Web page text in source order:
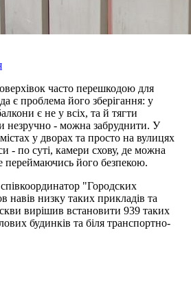
часто перешкодою для
є проблема його зберігання: у
є не у всіх, та й тягти
незручно - можна забруднити. У
у дворах та просто на вулицях
- по суті, камери схову, де можна
переймаючись його безпекою.
"Городских
навів низку таких прикладів та
вирішив встановити 939 таких
будинків та біля транспортно-